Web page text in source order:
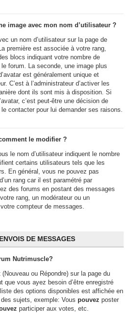
image avec mon nom d’utilisateur ?
un nom d’utilisateur sur la page de
première est associée à votre rang,
blocs indiquant votre nombre de
forum. La seconde, une image plus
est généralement unique et
C’est à l’administrateur d’activer les
dont ils sont mis à disposition. Si
c’est peut-être une décision de
le contacter pour lui demander ses raisons.
le modifier ?
le nom d’utilisateur indiquent le nombre
certains utilisateurs tels que les
En général, vous ne pouvez pas
rang car il est paramétré par
des forums en postant des messages
rang, un modérateur ou un
compteur de messages.
DE MESSAGES
Nutrimuscle?
ou Répondre) sur la page du
vous ayez besoin d’être enregistré
des options disponibles est affichée en
sujets, exemple: Vouspouvez poster
participer aux votes, etc.